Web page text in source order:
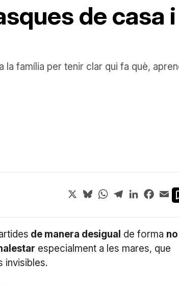
de casa
família per tenir clar qui fa què,
X BlueskyWhatsApp
TelegramLinkedIn
de manera desigual de forma no
especialment a les mares, que
invisibles.